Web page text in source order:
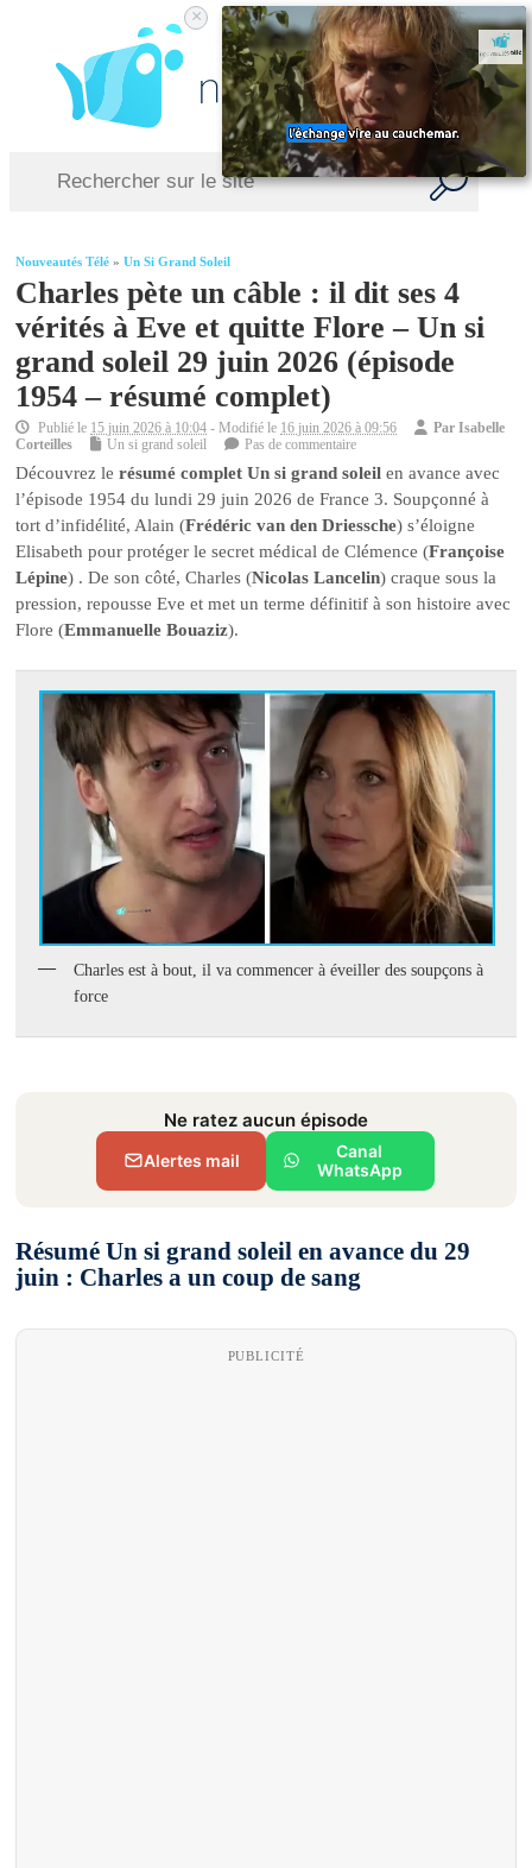
Nouveautés Télé »Un Si Grand Soleil
Charles pète un câble : il dit ses 4
vérités à Eve et quitte Flore – Un si
grand soleil 29 juin 2026 (épisode
1954 – résumé complet)
Publié le 15 juin 2026 à 10:04 - Modifié le 16 juin 2026 à 09:56 ParIsabelle
Corteilles
Un si grand soleil Pas de commentaire
Découvrez lerésumé complet Un si grand soleil en avance avec
l’épisode 1954 du lundi 29 juin 2026 de France 3. Soupçonné à
tort d’infidélité, Alain (Frédéric van den Driessche) s’éloigne
Elisabeth pour protéger le secret médical de Clémence (Françoise
Lépine) . De son côté, Charles (Nicolas Lancelin) craque sous la
pression, repousse Eve et met un terme définitif à son histoire avec
Flore (Emmanuelle Bouaziz).
Charles est à bout, il va commencer à éveiller des soupçons à
force
Ne ratez aucun épisode
Alertes mail
Canal
WhatsApp
Résumé Un si grand soleil en avance du 29
juin : Charles a un coup de sang
PUBLICITÉ
×